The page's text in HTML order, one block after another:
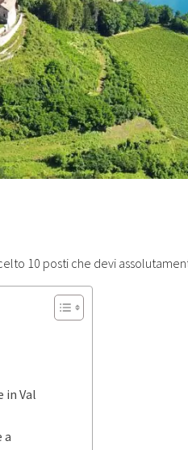
10 posti che devi
in Val
a